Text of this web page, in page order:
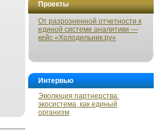
Проекты
От разрозненной отчетности к
единой системе аналитики —
кейс «Холодильник.ру»
Интервью
Эволюция партнерства:
экосистема, как единый
организм